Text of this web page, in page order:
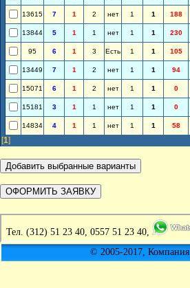
13615 7 1 2 нет 1 1 188
13844
5 1 1 нет 1 1 230
95
6 1 3 Есть 1 1 105
13449
7 1 2 нет 1 1 94
15071
6 1 2 нет 1 1 0
15181
3 1 1 нет 1 1 0
14834 4 1 1 нет 1 1 58
[1]
Тел. (312) 51 23 40, 0557 51 23 40,
© 2005-2017, Компания